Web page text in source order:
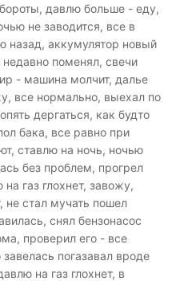
давлю больше - еду,
не заводится, все в
назад, аккумулятор новый
поменял, свечи
- машина молчит, далье
все нормально, выехал по
дергаться, как будто
бака, все равно при
ставлю на ночь, ночью
без проблем, прогрел
газ глохнет, завожу,
не стал мучать пошел
снял бензонасос
проверил его - все
погазавал вроде
на газ глохнет, в